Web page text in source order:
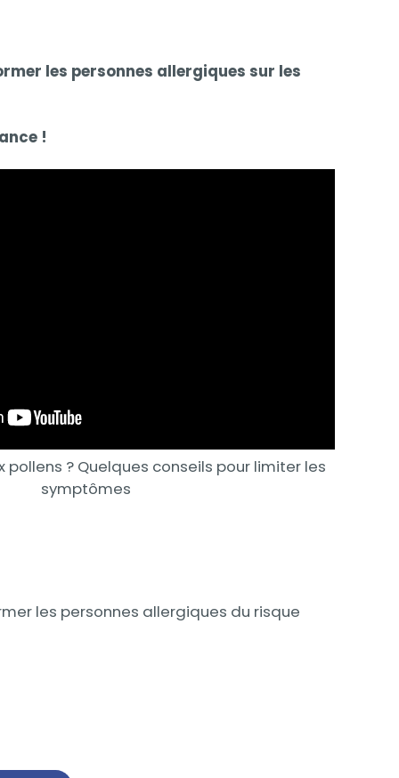
les personnes allergiques sur les
!
pollens ? Quelques conseils pour limiter les
symptômes
les personnes allergiques du risque